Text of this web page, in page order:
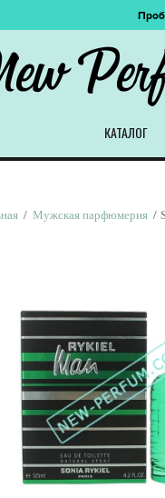
КАТАЛОГ
/ Мужская парфюмерия /